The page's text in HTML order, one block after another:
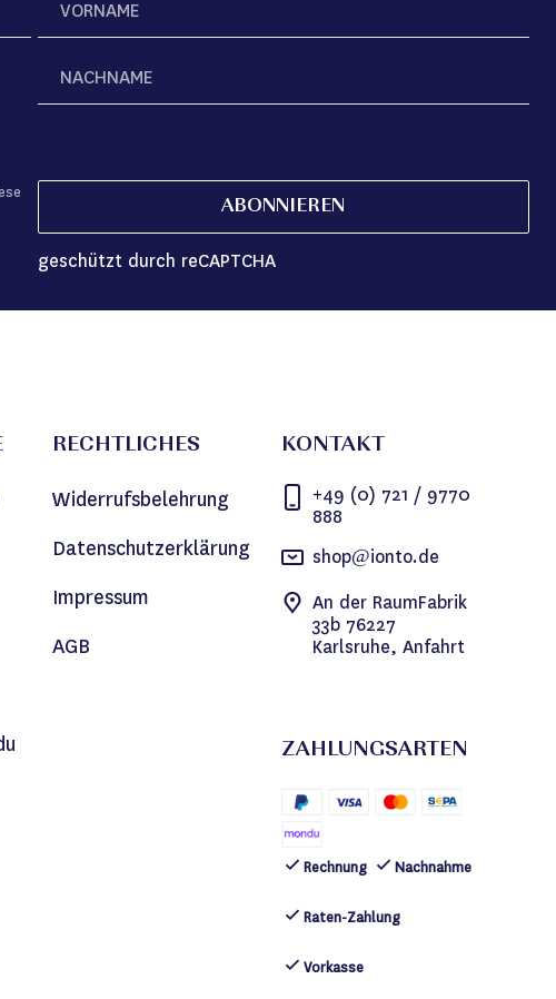
ABONNIEREN
geschützt durch reCAPTCHA
RECHTLICHES
Widerrufsbelehrung
Datenschutzerklärung
Impressum
AGB
KONTAKT
+49 (0) 721 / 9770
888
shop@ionto.de
An der RaumFabrik
33b 76227
Karlsruhe, Anfahrt
ZAHLUNGSARTEN
Rechnung Nachnahme
Raten-Zahlung
Vorkasse